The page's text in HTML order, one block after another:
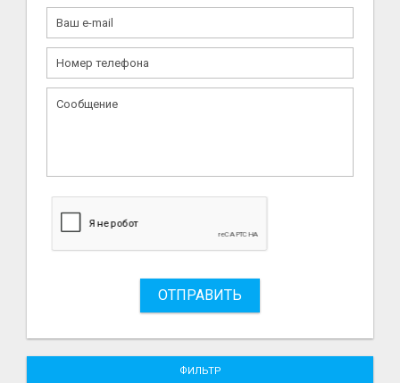
ОТПРАВИТЬ
ФИЛЬТР